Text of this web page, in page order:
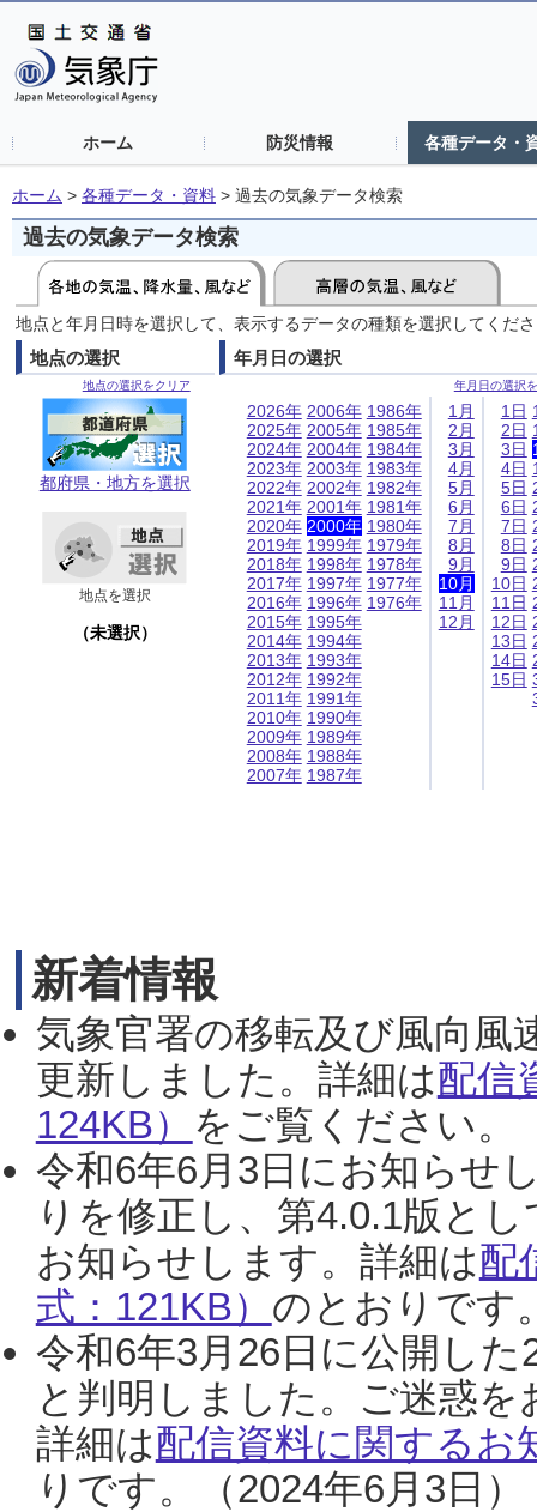
ホーム 防災情報 各種データ・
ホーム > 各種データ・資料 > 過去の気象データ検索
過去の気象データ検索
地点と年月日時を選択して、表示するデータの種類を選択してくだ
地点の選択
地点の選択をクリア
都府県・地方を選択
地点を選択
（未選択）
年月日の選択
年月日の選択
2026年
2025年
2024年
2023年
2022年
2021年
2020年
2019年
2018年
2017年
2016年
2015年
2014年
2013年
2012年
2011年
2010年
2009年
2008年
2007年
2006年
2005年
2004年
2003年
2002年
2001年
2000年
1999年
1998年
1997年
1996年
1995年
1994年
1993年
1992年
1991年
1990年
1989年
1988年
1987年
1986年
1985年
1984年
1983年
1982年
1981年
1980年
1979年
1978年
1977年
1976年
1月
2月
3月
4月
5月
6月
7月
8月
9月
10月
11月
12月
1日
2日
3日
4日
5日
6日
7日
8日
9日
10日
11日
12日
13日
14日
15日
新着情報
気象官署の移転及び風向風
更新しました。詳細は配信
124KB） をご覧ください。
令和6年6月3日にお知らせ
りを修正し、第4.0.1版と
お知らせします。詳細は配
式：121KB） のとおりです
令和6年3月26日に公開し
と判明しました。ご迷惑
詳細は配信資料に関するお
りです。（2024年6月3日）